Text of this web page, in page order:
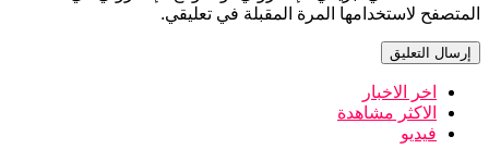
المتصفح لاستخدامها المرة المقبلة في تعليقي.
اخر الاخبار
الاكثر مشاهدة
فيديو